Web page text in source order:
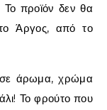
Το προϊόν δεν θα
Άργος, από το
άρωμα, χρώμα
Το φρούτο που